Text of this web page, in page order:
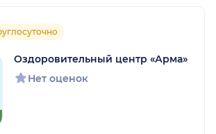
Оздоровительный центр «Арма»
Нет оценок